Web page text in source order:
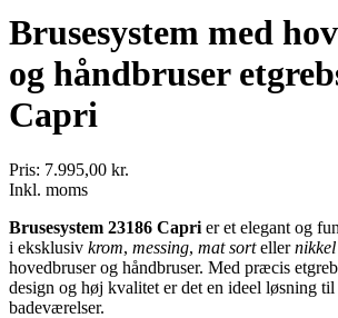
Brusesystem med
og håndbruser
Capri
Pris: 7.995,00 kr.
Inkl. moms
Brusesystem 23186 Capri er et elegant og
i eksklusiv krom, messing, mat sortellernikkel
hovedbruser og håndbruser. Med præcis
design og høj kvalitet er det en ideel løsning
badeværelser.